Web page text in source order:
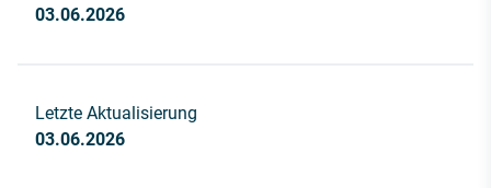
03.06.2026
Letzte Aktualisierung
03.06.2026